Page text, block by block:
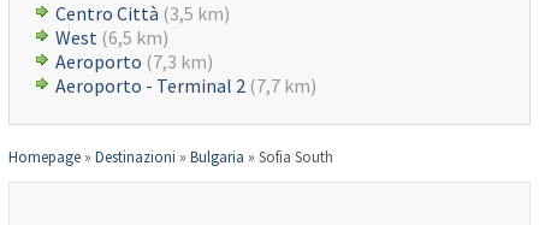
Centro Città (3,5 km)
West (6,5 km)
Aeroporto (7,3 km)
Aeroporto - Terminal 2 (7,7 km)
Homepage » Destinazioni » Bulgaria » Sofia South